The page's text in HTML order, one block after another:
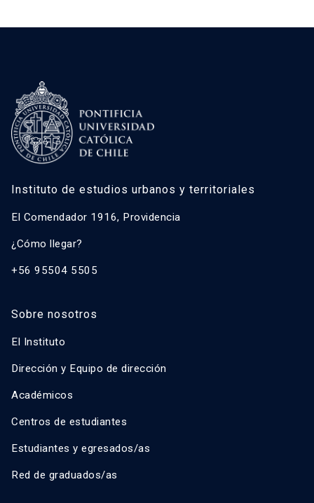
Instituto de estudios urbanos y territoriales
El Comendador 1916, Providencia
¿Cómo llegar?
+56 95504 5505
Sobre nosotros
El Instituto
Dirección y Equipo de dirección
Académicos
Centros de estudiantes
Estudiantes y egresados/as
Red de graduados/as